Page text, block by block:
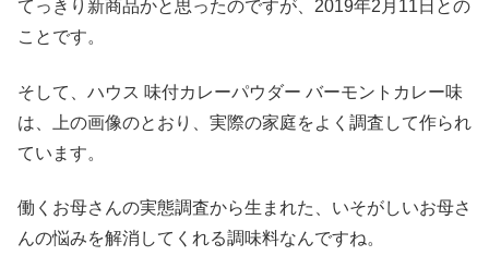
てっきり新商品かと思ったのですが、2019年2月11日との
ことです。
そして、ハウス 味付カレーパウダー バーモントカレー味
は、上の画像のとおり、実際の家庭をよく調査して作られ
ています。
働くお母さんの実態調査から生まれた、いそがしいお母さ
んの悩みを解消してくれる調味料なんですね。